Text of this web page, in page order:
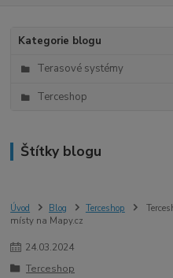
Kategorie blogu
Terasové systémy
Terceshop
Štítky blogu
Úvod Blog Terceshop
místy na Mapy.cz
24.03.2024
Terceshop